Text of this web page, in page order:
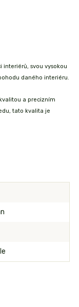
interiérů, svou vysokou
daného interiéru.
a precizním
tato kvalita je